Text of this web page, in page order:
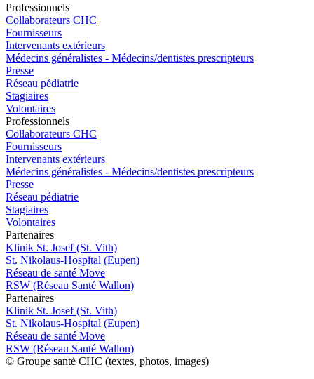
Professionnels
Collaborateurs CHC
Fournisseurs
Intervenants extérieurs
Médecins généralistes - Médecins/dentistes prescripteurs
Presse
Réseau pédiatrie
Stagiaires
Volontaires
Professionnels
Collaborateurs CHC
Fournisseurs
Intervenants extérieurs
Médecins généralistes - Médecins/dentistes prescripteurs
Presse
Réseau pédiatrie
Stagiaires
Volontaires
Partenaires
Klinik St. Josef (St. Vith)
St. Nikolaus-Hospital (Eupen)
Réseau de santé Move
RSW (Réseau Santé Wallon)
Partenaires
Klinik St. Josef (St. Vith)
St. Nikolaus-Hospital (Eupen)
Réseau de santé Move
RSW (Réseau Santé Wallon)
© Groupe santé CHC (textes, photos, images)